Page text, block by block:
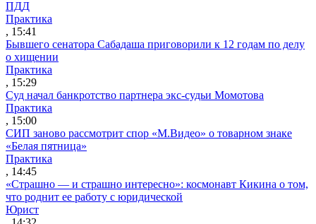
ПДД
Практика
, 15:41
Бывшего сенатора Сабадаша приговорили к 12 годам по делу
о хищении
Практика
, 15:29
Суд начал банкротство партнера экс-судьи Момотова
Практика
, 15:00
СИП заново рассмотрит спор «М.Видео» о товарном знаке
«Белая пятница»
Практика
, 14:45
«Страшно — и страшно интересно»: космонавт Кикина о том,
что роднит ее работу с юридической
Юрист